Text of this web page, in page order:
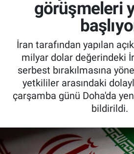
görüşmeleri
İran tarafından yapılan
milyar dolar değerindeki
serbest bırakılmasına
yetkililer arasındaki
çarşamba günü Doha'da
bildirildi.